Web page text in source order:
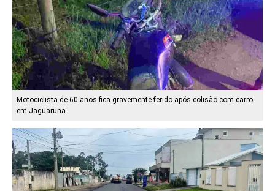
Motociclista de 60 anos fica gravemente ferido após colisão com carro
em Jaguaruna